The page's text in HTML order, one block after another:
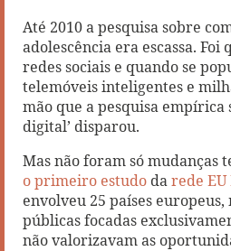
Até 2010 a pesquisa sobre
adolescência era escassa.
redes sociais e quando se
telemóveis inteligentes e
mão que a pesquisa empírica
digital’ disparou.
Mas não foram só mudanças
o primeiro estudo da rede
envolveu 25 países
públicas focadas
não valorizavam as